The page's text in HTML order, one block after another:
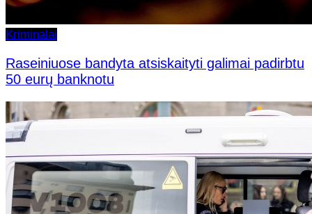
Kriminalai
Raseiniuose bandyta atsiskaityti galimai padirbtu
50 eurų banknotu